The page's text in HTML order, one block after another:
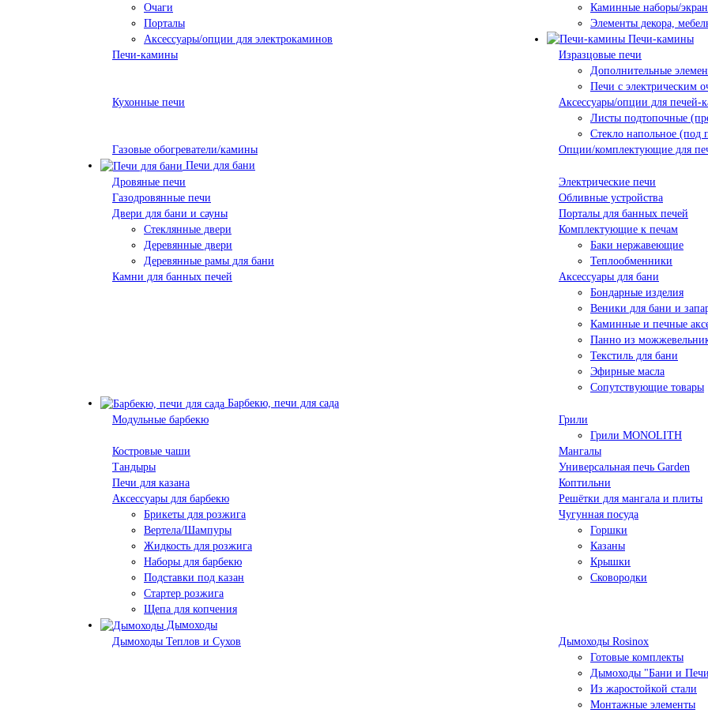
Очаги
Порталы
Аксессуары/опции для электрокаминов
Каминные наборы/
Элементы декора,
Печи-камины
Печи-камины
Изразцовые печи
Дополнительные
Печи с электрическим
Кухонные печи
Аксессуары/опции для печей-
Листы подтопочные
Стекло напольное (под
Газовые обогреватели/камины
Опции/комплектующие для
Печи для бани
Дровяные печи
Электрические печи
Газодровянные печи
Обливные устройства
Двери для бани и сауны
Стеклянные двери
Деревянные двери
Деревянные рамы для бани
Порталы для банных печей
Комплектующие к печам
Баки нержавеющие
Теплообменники
Камни для банных печей
Аксессуары для бани
Бондарные изделия
Веники для бани и
Каминные и печные
Панно из
Текстиль для бани
Эфирные масла
Сопутствующие товары
Барбекю, печи для сада
Модульные барбекю
Грили
Грили MONOLITH
Костровые чаши
Мангалы
Тандыры
Универсальная печь Garden
Печи для казана
Коптильни
Аксессуары для барбекю
Брикеты для розжига
Вертела/Шампуры
Жидкость для розжига
Наборы для барбекю
Подставки под казан
Стартер розжига
Щепа для копчения
Решётки для мангала и плиты
Чугунная посуда
Горшки
Казаны
Крышки
Сковородки
Дымоходы
Дымоходы Теплов и Сухов
Дымоходы Rosinox
Готовые комплекты
Дымоходы "Бани и
Из жаростойкой стали
Монтажные элементы